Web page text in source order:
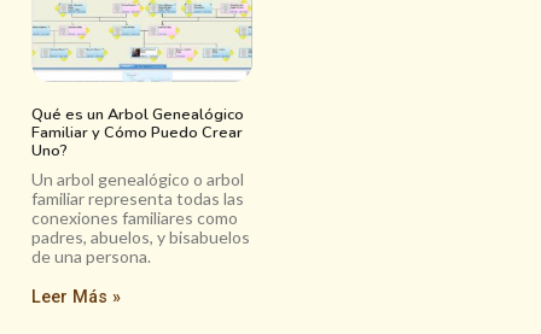
Qué es un Arbol Genealógico
Familiar y Cómo Puedo Crear
Uno?
Un arbol genealógico o arbol
familiar representa todas las
conexiones familiares como
padres, abuelos, y bisabuelos
de una persona.
Leer Más »